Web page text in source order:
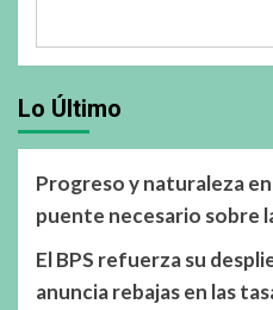
Lo Último
Progreso y naturaleza
puente necesario sobre
El BPS refuerza su
anuncia rebajas en las